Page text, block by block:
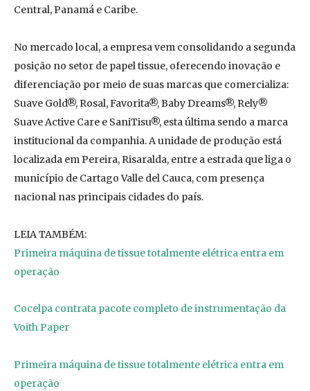
Central, Panamá e Caribe.
No mercado local, a empresa vem consolidando a segunda
posição no setor de papel tissue, oferecendo inovação e
diferenciação por meio de suas marcas que comercializa:
Suave Gold®, Rosal, Favorita®, Baby Dreams®, Rely®
Suave Active Care e SaniTisu®, esta última sendo a marca
institucional da companhia. A unidade de produção está
localizada em Pereira, Risaralda, entre a estrada que liga o
município de Cartago Valle del Cauca, com presença
nacional nas principais cidades do país.
LEIA TAMBÉM:
Primeira máquina de tissue totalmente elétrica entra em
operação
Cocelpa contrata pacote completo de instrumentação da
Voith Paper
Primeira máquina de tissue totalmente elétrica entra em
operação